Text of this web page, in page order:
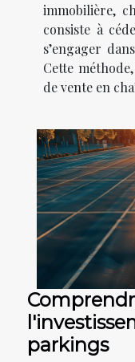
immobilière,
consiste à
s’engager
Cette
de vente en
parkings